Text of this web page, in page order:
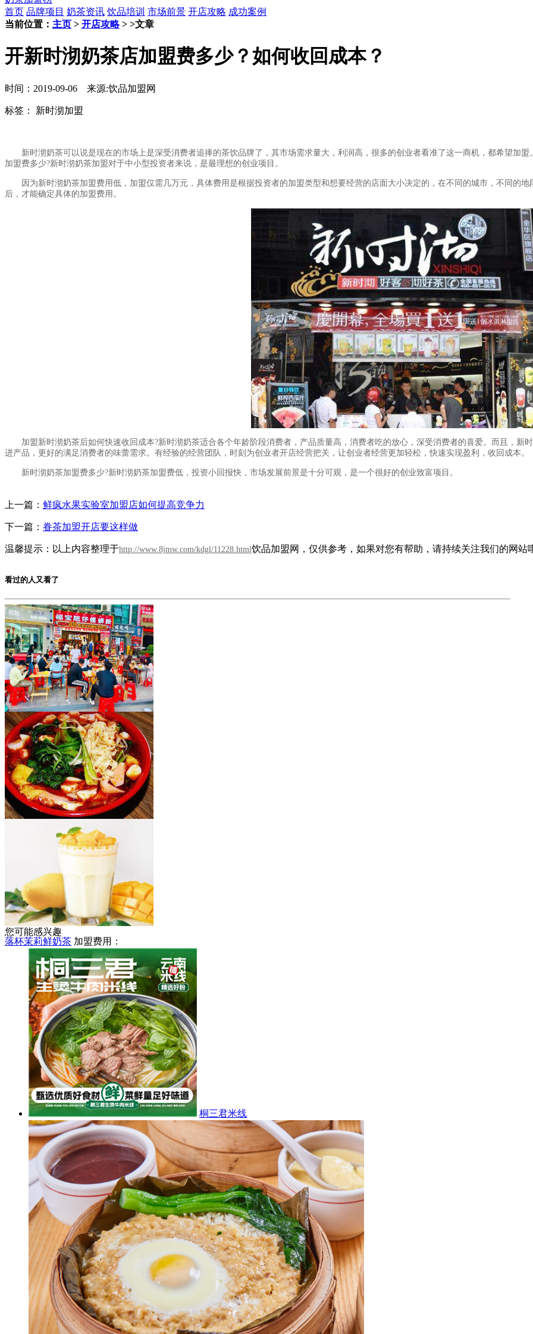
首页 品牌项目 奶茶资讯 饮品培训 市场前景 开店攻略 成功案例
当前位置： 主页 > 开店攻略> >文章
开新时沏奶茶店加盟费多少？如何收回成本？
时间：2019-09-06 来源:饮品加盟网
标签： 新时沏加盟
新时沏奶茶可以说是现在的市场上是深受消费者追捧的茶饮品牌了，其市场需求量大，利润高，很多的创业者看准了这一商机，都希望加盟
加盟费多少?新时沏奶茶加盟对于中小型投资者来说，是最理想的创业项目。
因为新时沏奶茶加盟费用低，加盟仅需几万元，具体费用是根据投资者的加盟类型和想要经营的店面大小决定的，在不同的城市，不同的地
后，才能确定具体的加盟费用。
加盟新时沏奶茶后如何快速收回成本?新时沏奶茶适合各个年龄阶段消费者，产品质量高，消费者吃的放心，深受消费者的喜爱。而且，新
进产品，更好的满足消费者的味蕾需求。有经验的经营团队，时刻为创业者开店经营把关，让创业者经营更加轻松，快速实现盈利，收回成本。
新时沏奶茶加盟费多少?新时沏奶茶加盟费低，投资小回报快，市场发展前景是十分可观，是一个很好的创业致富项目。
上一篇： 鲜疯水果实验室加盟店如何提高竞争力
下一篇： 眷茶加盟开店要这样做
温馨提示：以上内容整理于http://www.8jmw.com/kdgl/11228.html饮品加盟网，仅供参考，如果对您有帮助，请持续关注我们的网站
看过的人又看了
福宝肥仔炸蛋螺蛳粉 加盟费用：
加盟费用：5-8万
落杯茉莉鲜奶茶 加盟费用：
您可能感兴趣
桐三君米线